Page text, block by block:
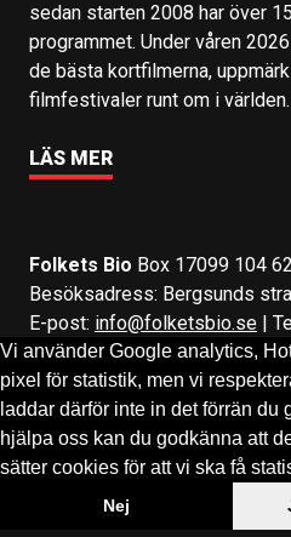
Vi använder Google analytics,
pixel för statistik, men vi
laddar därför inte in det förrän du
hjälpa oss kan du godkänna att
sätter cookies för att vi ska få
Nej
sedan starten 2008 har över
programmet. Under våren
de bästa kortfilmerna,
filmfestivaler runt om i världen.
LÄS MER
Folkets Bio Box 17099 104
Besöksadress: Bergsunds
E-post: info@folketsbio.se |
Följ oss på:Facebook&